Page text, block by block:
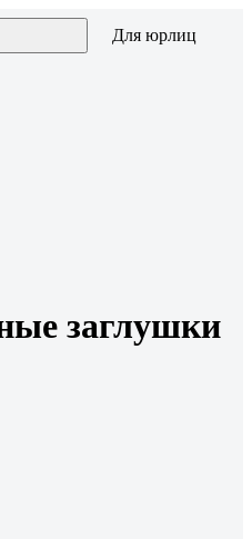
Для юрлиц
заглушки